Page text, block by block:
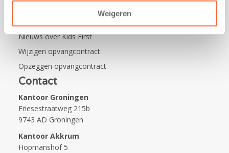
Weigeren
Nieuws over Kids First
Wijzigen opvangcontract
Opzeggen opvangcontract
Contact
Kantoor Groningen
Friesestraatweg 215b
9743 AD Groningen
Kantoor Akkrum
Hopmanshof 5